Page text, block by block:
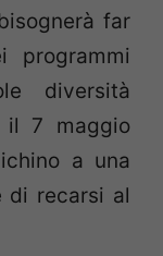
far
programmi
diversità
il 7 maggio
a una
di recarsi al